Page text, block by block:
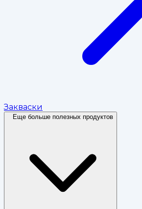
Закваски
Еще больше полезных продуктов